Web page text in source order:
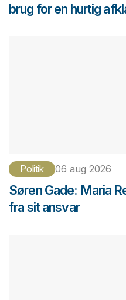
brug for en hurtig
Politik 06 aug 2026
Søren Gade: Maria
fra sit ansvar